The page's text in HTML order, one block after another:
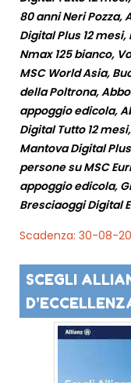
80 anni Neri Pozza,
Digital Plus 12
Nmax 125 bianco,
MSC World Asia,
della Poltrona,
appoggio edicola,
Digital Tutto 12
Mantova Digital
persone su MSC
appoggio edicola,
Bresciaoggi Digital
Scadenza: 30-08-
SCEGLI